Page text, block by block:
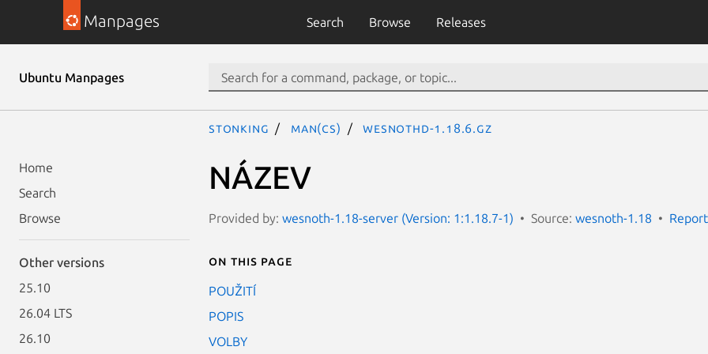
Manpages Search Browse Releases
Ubuntu Manpages
Home
Search
Browse
Other versions
25.10
26.04 LTS
26.10
stonking man(cs) wesnothd-1.18.6.gz
NÁZEV
Provided by: wesnoth-1.18-server (Version: 1:1.18.7-1) Source: wesnoth-1.18
On this page
POUŽITÍ
POPIS
VOLBY